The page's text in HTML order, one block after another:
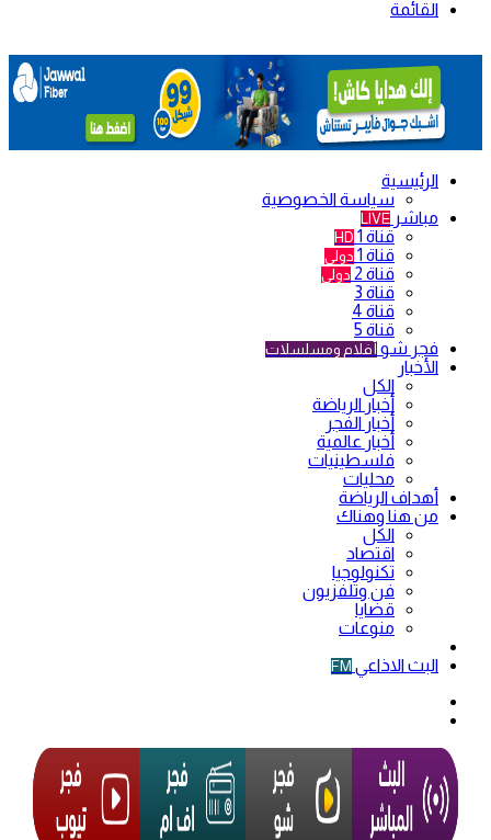
القائمة
الرئيسية
سياسة الخصوصية
مباشر LIVE
قناة 1 HD
قناة 1 دولي
قناة 2 دولي
قناة 3
قناة 4
قناة 5
فجر شو أفلام ومسلسلات
الأخبار
الكل
أخبار الرياضة
أخبار الفجر
أخبار عالمية
فلسطينيات
محليات
أهداف الرياضة
من هنا وهناك
الكل
اقتصاد
تكنولوجيا
فن وتلفزيون
قضايا
منوعات
البث الاذاعي FM